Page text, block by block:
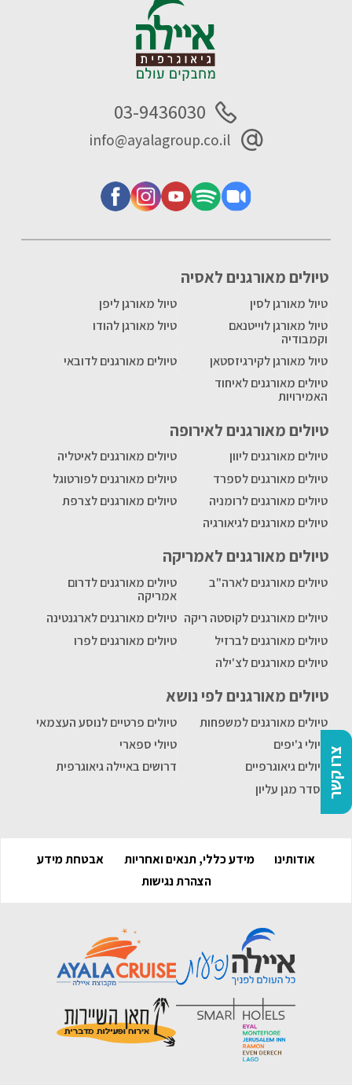
צרו קשר
טיולים מאורגנים לאסיה
טיול מאורגן לסין
טיול מאורגן ליפן
טיול מאורגן לוייטנאם
וקמבודיה
טיול מאורגן להודו
טיול מאורגן לקירגיזסטאן
טיולים מאורגנים לדובאי
טיולים מאורגנים לאיחוד
האמירויות
טיולים מאורגנים לאירופה
טיולים מאורגנים ליוון
טיולים מאורגנים לאיטליה
טיולים מאורגנים לספרד
טיולים מאורגנים לפורטוגל
טיולים מאורגנים לרומניה
טיולים מאורגנים לצרפת
טיולים מאורגנים לגיאורגיה
טיולים מאורגנים לאמריקה
טיולים מאורגנים לארה"ב
טיולים מאורגנים לדרום
אמריקה
טיולים מאורגנים לקוסטה ריקה טיולים מאורגנים לארגנטינה
טיולים מאורגנים לברזיל
טיולים מאורגנים לפרו
טיולים מאורגנים לצ'ילה
טיולים מאורגנים לפי נושא
טיולים מאורגנים למשפחות
טיולים פרטיים לנוסע העצמאי
טיולי ג'יפים
טיולי ספארי
טיולים גיאוגרפיים
דרושים באיילה גיאוגרפית
הסדר מגן עליון
03-9436030
info@ayalagroup.co.il
אודותינו מידע כללי, תנאים ואחריות
אבטחת מידע
הצהרת נגישות